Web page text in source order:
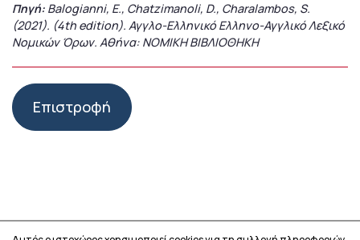
Πηγή: Balogianni, E., Chatzimanoli, D., Charalambos, S.
(2021). (4th edition). Αγγλο-Ελληνικό Ελληνο-Αγγλικό Λεξικό
Νομικών Όρων. Αθήνα: ΝΟΜΙΚΗ ΒΙΒΛΙΟΘΗΚΗ
Επιστροφή